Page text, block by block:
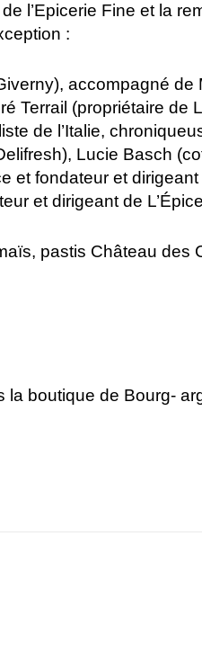
l’Epicerie Fine et la
:
accompagné
Terrail (propriétaire de
de l’Italie,
Lucie Basch
fondateur et
et dirigeant de
pastis Château des
boutique de Bourg-